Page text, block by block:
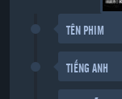
TÊN PHIM
TIẾNG ANH